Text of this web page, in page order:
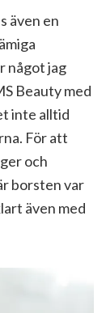
även en
något jag
Beauty med
inte alltid
För att
och
borsten var
även med